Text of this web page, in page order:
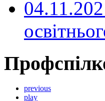
previous
play